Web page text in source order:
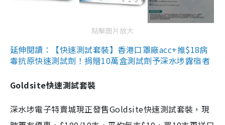
點擊圖片放大
延伸閱讀：【快速測試套裝】香港口罩廠acc+推$18病
毒抗原快速測試劑！捐贈10萬盒測試劑予深水埗露宿者
Goldsite快速測試套裝
深水埗電子特賣城現正發售Goldsite快速測試套裝，現